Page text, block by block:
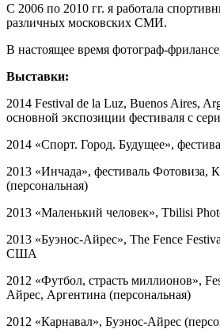
С 2006 по 2010 гг. я работала
различных московских СМИ.
В настоящее время фотограф-
Выставки:
2014 Festival de la Luz, Buenos Aires,
основной экспозиции фестиваля с
2014 «Спорт. Город. Будущее»,
2013 «Инчада», фестиваль Фотовиза,
(персональная)
2013 «Маленький человек», Tbilisi
2013 «Буэнос-Айрес», The Fence
США
2012 «Футбол, страсть миллионов»,
Айрес, Аргентина (персональная)
2012 «Карнавал», Буэнос-Айрес